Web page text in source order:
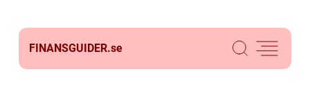
FINANSGUIDER.se